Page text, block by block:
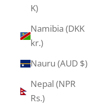
K)
Namibia (DKK
kr.)
Nauru (AUD $)
Nepal (NPR
Rs.)